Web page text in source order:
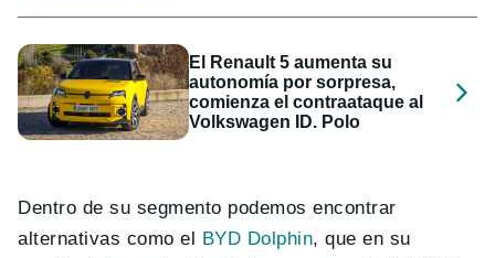
El Renault 5 aumenta su
autonomía por sorpresa,
comienza el contraataque al
Volkswagen ID. Polo
Dentro de su segmento podemos encontrar
alternativas como el
BYD Dolphin, que en su